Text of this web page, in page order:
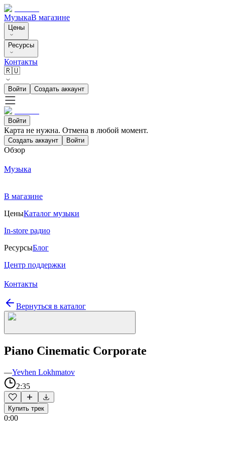
МузыкаВ магазине
Цены
Ресурсы
Контакты
🇷🇺
Войти Создать аккаунт
Войти
Карта не нужна. Отмена в любой момент.
Создать аккаунт Войти
Обзор
Музыка
В магазине
ЦеныКаталог музыки
In-store радио
РесурсыБлог
Центр поддержки
Контакты
Вернуться в каталог
Piano Cinematic Corporate
—Yevhen Lokhmatov
2:35
Купить трек
0:00